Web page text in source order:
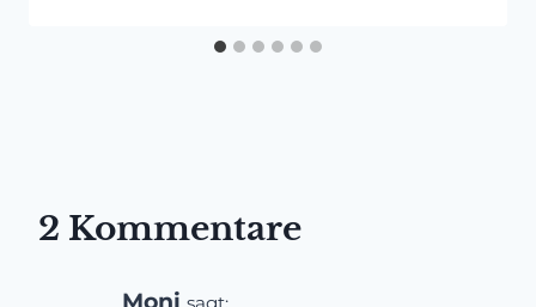
2 Kommentare
Moni sagt: